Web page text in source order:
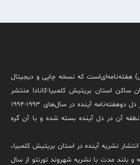
هفته‌نامه‌ای‌است که نسخه چاپی و دیجیتال
ساکن استان بریتیش کلمبیا-کانادا منتشر
می‌شود. این هفته نامه از دل دوهفته‌نامه آینده در سال‌های ۱۹۹۳-۱۹۹۴
آن در دل آینده بسته شده و با آن گره
نشریه آینده در استان بریتیش کلمبیا،
بلند مدت با نشریه شهروند تورنتو از سال